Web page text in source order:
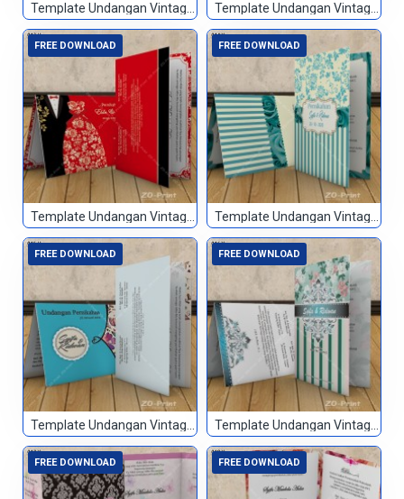
Template Undangan Vintage 041 Template Undangan Vintage 042
FREE DOWNLOAD
Template Undangan Vintage 043
FREE DOWNLOAD
Template Undangan Vintage 044
FREE DOWNLOAD
Template Undangan Vintage 045
FREE DOWNLOAD
Template Undangan Vintage 046
FREE DOWNLOAD FREE DOWNLOAD